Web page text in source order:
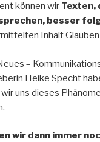
können wir Texten,
besser
Inhalt Glauben
–
Heike Specht
uns dieses
wir dann immer